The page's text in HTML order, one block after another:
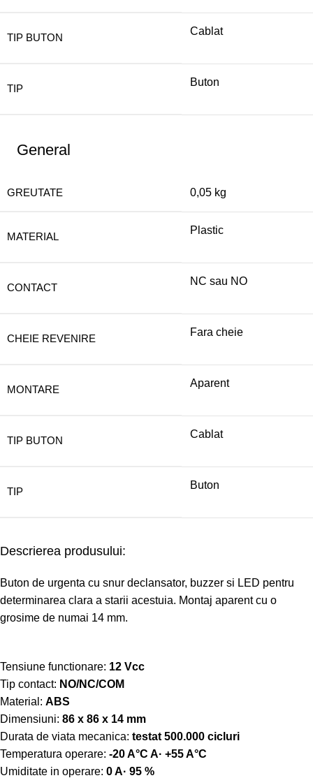
TIP BUTON
Cablat
TIP
Buton
General
GREUTATE 0,05 kg
MATERIAL
Plastic
CONTACT
NC sau NO
CHEIE REVENIRE
Fara cheie
MONTARE
Aparent
TIP BUTON
Cablat
TIP
Buton
Descrierea produsului:
Buton de urgenta cu snur declansator, buzzer si LED pentru
determinarea clara a starii acestuia. Montaj aparent cu o
grosime de numai 14 mm.
Tensiune functionare: 12 Vcc
Tip contact: NO/NC/COM
Material: ABS
Dimensiuni: 86 x 86 x 14 mm
Durata de viata mecanica: testat 500.000 cicluri
Temperatura operare: -20 A°C A· +55 A°C
Umiditate in operare: 0 A· 95 %